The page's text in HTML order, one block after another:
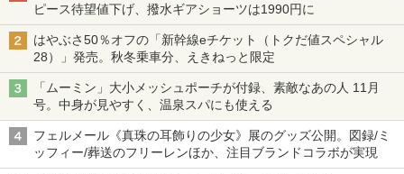
ピース待望値下げ、撥水ギアショーツは1990円に
はやぶさ50％オフの「新幹線eチケット（トクだ値スペシャル
28）」発売。秋冬乗車分、えきねっと限定
「ムーミン」大小メッシュポーチが付録、素敵なあの人 11月
号。中身が見やすく、温泉スパにも使える
フェルメール《真珠の耳飾りの少女》展のグッズ公開。図録/ミ
ッフィー/葬送のフリーレンほか、注目ブランドコラボが実現